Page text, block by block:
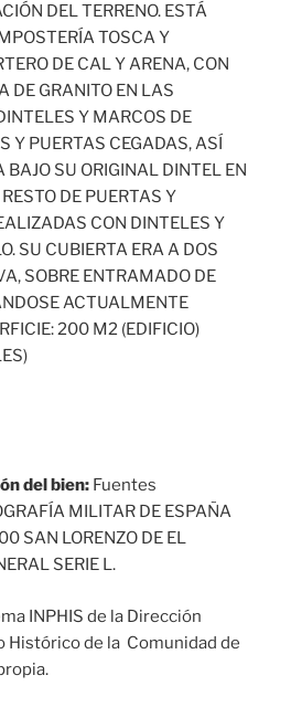
DEL TERRENO. ESTÁ
TOSCA Y
DE CAL Y ARENA, CON
DE GRANITO EN LAS
Y MARCOS DE
Y PUERTAS CEGADAS, ASÍ
SU ORIGINAL DINTEL EN
DE PUERTAS Y
CON DINTELES Y
SU CUBIERTA ERA A DOS
SOBRE ENTRAMADO DE
ACTUALMENTE
200 M2 (EDIFICIO)
del bien: Fuentes
MILITAR DE ESPAÑA
SAN LORENZO DE EL
SERIE L.
INPHIS de la Dirección
Histórico de la Comunidad de